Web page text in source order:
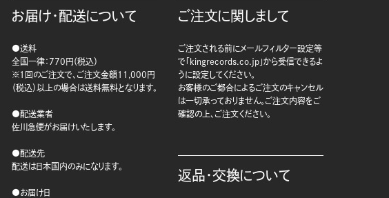
お届け・配送について
●送料
全国一律：770円（税込）
※1回のご注文で、ご注文金額11,000円
（税込）以上の場合は送料無料となります。
●配送業者
佐川急便がお届けいたします。
●配送先
配送は日本国内のみになります。
●お届け日
ご注文に関しまして
ご注文される前にメールフィルター設定等
で「kingrecords.co.jp」から受信できるよ
うに設定してください。
お客様のご都合によるご注文のキャンセル
は一切承っておりません。ご注文内容をご
確認の上、ご注文ください。
返品・交換について